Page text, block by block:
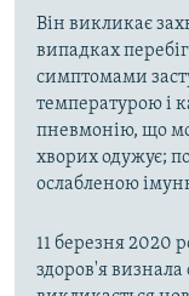
Він викликає
випадках
симптомами
температурою і
пневмонію, що
хворих одужує;
ослабленою
11 березня 2020
здоров'я